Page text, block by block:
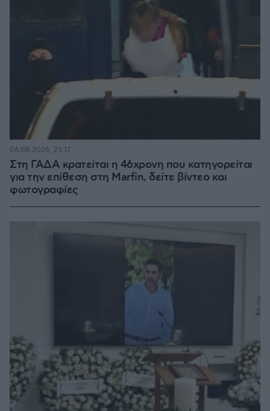
Στη ΓΑΔΑ κρατείται η 46χρονη που κατηγορείται
για την επίθεση στη Marfin, δείτε βίντεο και
φωτογραφίες
06.08.2026, 23:17